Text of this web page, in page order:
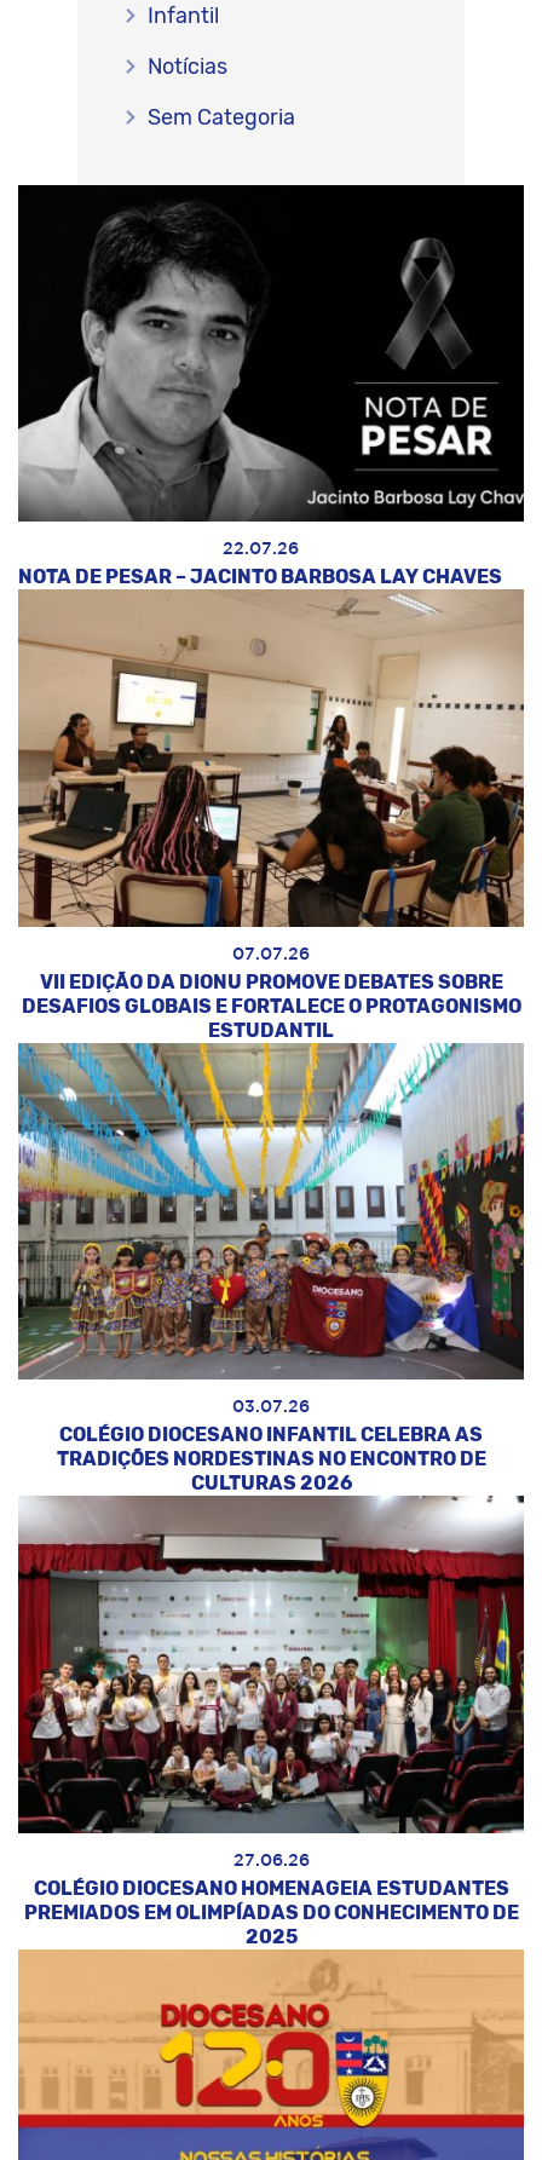
22.07.26
NOTA DE PESAR – JACINTO BARBOSA LAY CHAVES
07.07.26
VII EDIÇÃO DA DIONU PROMOVE DEBATES SOBRE
DESAFIOS GLOBAIS E FORTALECE O PROTAGONISMO
ESTUDANTIL
03.07.26
COLÉGIO DIOCESANO INFANTIL CELEBRA AS
TRADIÇÕES NORDESTINAS NO ENCONTRO DE
CULTURAS 2026
27.06.26
COLÉGIO DIOCESANO HOMENAGEIA ESTUDANTES
PREMIADOS EM OLIMPÍADAS DO CONHECIMENTO DE
2025
Infantil
Notícias
Sem Categoria